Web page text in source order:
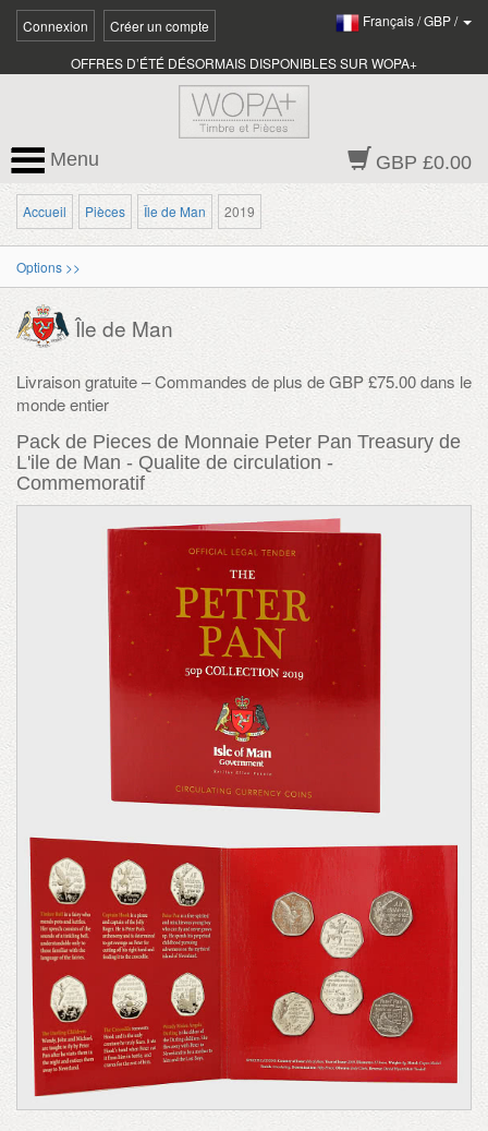
Connexion Créer un compte Français/GBP/
OFFRES D’ÉTÉ DÉSORMAIS DISPONIBLES SUR WOPA+
GBP £0.00
Menu
Accueil Pièces Île de Man 2019
Options >>
Île de Man
Livraison gratuite – Commandes de plus de GBP £75.00 dans le
monde entier
Pack de Pieces de Monnaie Peter Pan Treasury de
L'ile de Man - Qualite de circulation -
Commemoratif